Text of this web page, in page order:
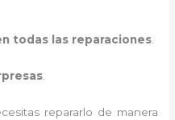
todas las reparaciones.
repararlo de manera